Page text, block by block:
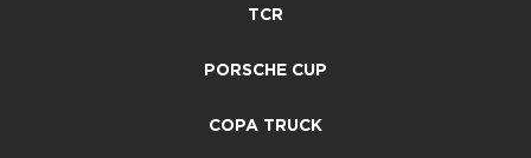
TCR
PORSCHE CUP
COPA TRUCK